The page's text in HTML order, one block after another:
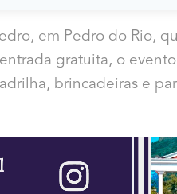
em Pedro do Rio,
gratuita, o
brincadeiras e